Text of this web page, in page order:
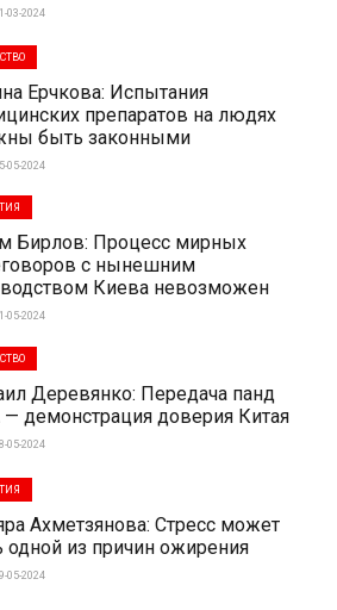
03-2024
Ерчкова: Испытания
препаратов на людях
быть законными
05-2024
Бирлов: Процесс мирных
с нынешним
Киева невозможен
05-2024
Деревянко: Передача панд
демонстрация доверия Китая
05-2024
Ахметзянова: Стресс может
одной из причин ожирения
05-2024